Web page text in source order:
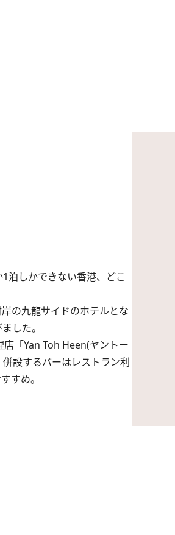
泊しかできない香港、どこ
の九龍サイドのホテルとな
した。
「Yan Toh Heen(ヤントー
設するバーはレストラン利
すめ。